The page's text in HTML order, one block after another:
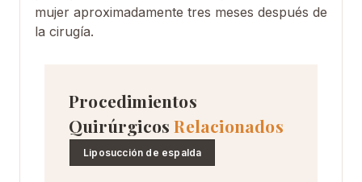
mujer aproximadamente tres meses después de
la cirugía.
Procedimientos
Quirúrgicos Relacionados
Liposucción de espalda